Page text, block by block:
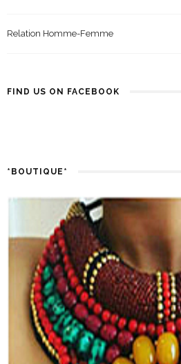
Relation Homme-Femme
FIND US ON FACEBOOK
*BOUTIQUE*